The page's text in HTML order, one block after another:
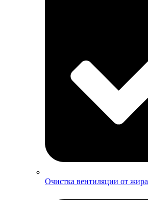
Очистка вентиляции от жира